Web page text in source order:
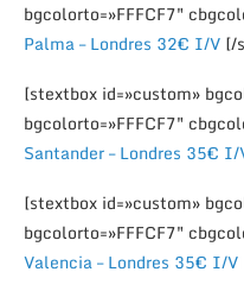
bgcolorto=»FFFCF7″
Palma – Londres 32€ I/V [/
[stextbox id=»custom»
bgcolorto=»FFFCF7″
Santander – Londres 35€ I/
[stextbox id=»custom»
bgcolorto=»FFFCF7″
Valencia – Londres 35€ I/V